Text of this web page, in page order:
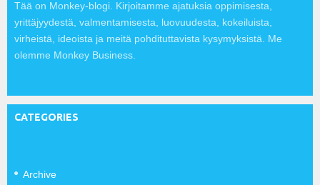
Tää on Monkey-blogi. Kirjoitamme ajatuksia oppimisesta,
yrittäjyydestä, valmentamisesta, luovuudesta, kokeiluista,
virheistä, ideoista ja meitä pohdituttavista kysymyksistä. Me
olemme Monkey Business.
CATEGORIES
Archive